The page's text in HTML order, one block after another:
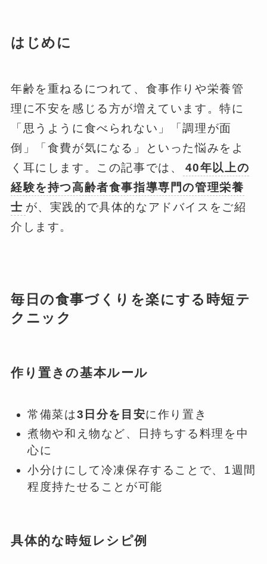
はじめに
年齢を重ねるにつれて、食事作りや栄養管
理に不安を感じる方が増えています。特に
「思うように食べられない」「調理が面
倒」「食費が気になる」といった悩みをよ
く耳にします。この記事では、
40年以上の
経験を持つ高齢者食事指導専門の管理栄養
士 が、実践的で具体的なアドバイスをご紹
介します。
毎日の食事づくりを楽にする時短テ
クニック
作り置きの基本ルール
常備菜は3日分を目安に作り置き
煮物や和え物など、日持ちする料理を中
心に
小分けにして冷凍保存することで、1週間
程度持たせることが可能
具体的な時短レシピ例